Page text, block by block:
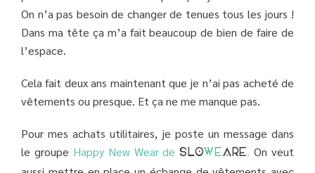
On n’a pas besoin de changer de tenues tous les jours !
Dans ma tête ça m’a fait beaucoup de bien de faire de
l’espace.
Cela fait deux ans maintenant que je n’ai pas acheté de
vêtements ou presque. Et ça ne me manque pas.
Pour mes achats utilitaires, je poste un message dans
le groupe Happy New Wear deSLOWEARE.On veut